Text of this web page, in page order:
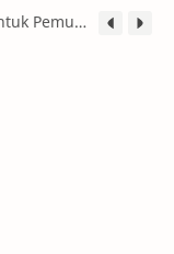
Cara Membuat Blog di Blogger Gratis untuk Pemula (Panduan Lengkap 2026)